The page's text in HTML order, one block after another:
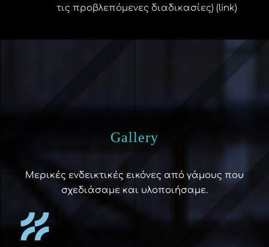
τις προβλεπόμενες διαδικασίες) (link)
Gallery
Μερικές ενδεικτικές εικόνες από γάμους που
σχεδιάσαμε και υλοποιήσαμε.